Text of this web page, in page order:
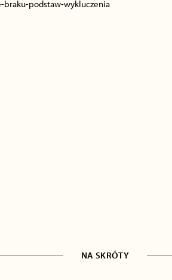
braku-podstaw-wykluczenia
NA SKRÓTY